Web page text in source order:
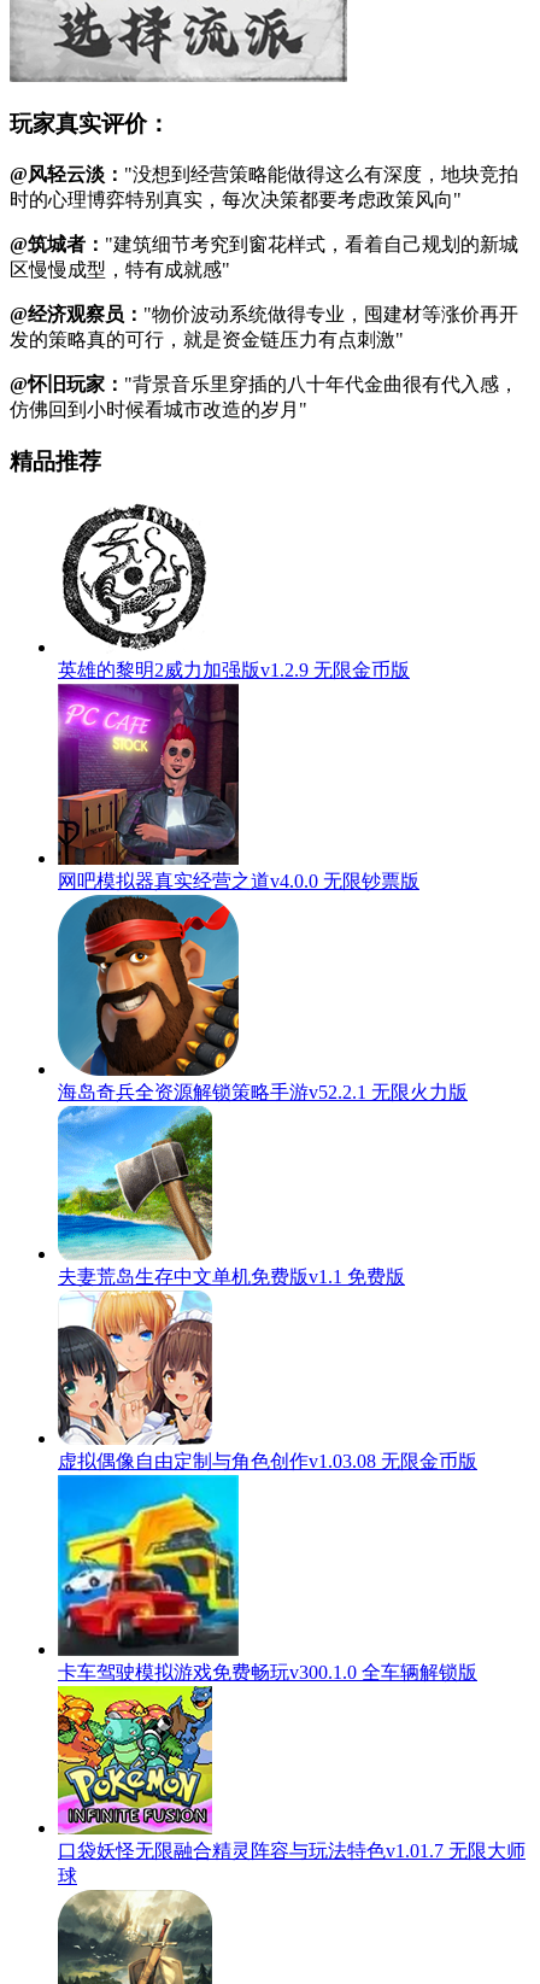
玩家真实评价：
@风轻云淡： "没想到经营策略能做得这么有深度，地块竞拍
时的心理博弈特别真实，每次决策都要考虑政策风向"
@筑城者： "建筑细节考究到窗花样式，看着自己规划的新城
区慢慢成型，特有成就感"
@经济观察员： "物价波动系统做得专业，囤建材等涨价再开
发的策略真的可行，就是资金链压力有点刺激"
@怀旧玩家： "背景音乐里穿插的八十年代金曲很有代入感，
仿佛回到小时候看城市改造的岁月"
精品推荐
英雄的黎明2威力加强版v1.2.9 无限金币版
网吧模拟器真实经营之道v4.0.0 无限钞票版
海岛奇兵全资源解锁策略手游v52.2.1 无限火力版
夫妻荒岛生存中文单机免费版v1.1 免费版
虚拟偶像自由定制与角色创作v1.03.08 无限金币版
卡车驾驶模拟游戏免费畅玩v300.1.0 全车辆解锁版
口袋妖怪无限融合精灵阵容与玩法特色v1.01.7 无限大师
球